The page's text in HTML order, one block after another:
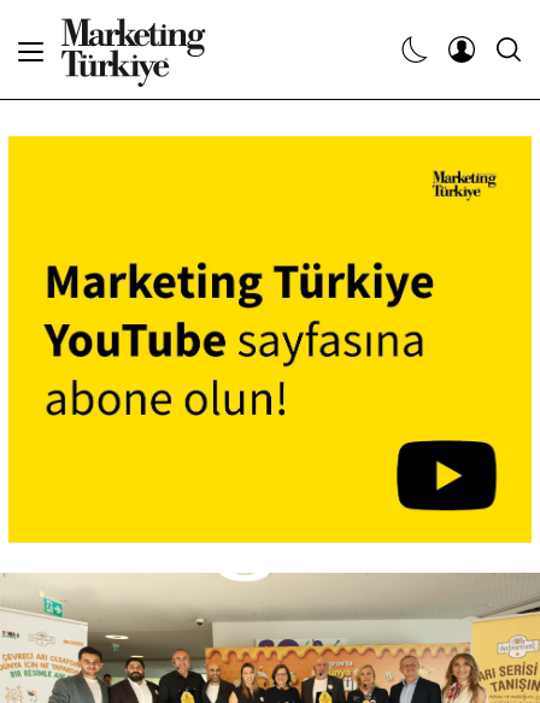
Dergiler
Etkinlikler
Araştırma